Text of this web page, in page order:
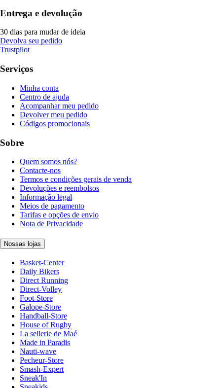
Entrega e devolução
30 dias para mudar de ideia
Devolva seu pedido
Trustpilot
Serviços
Minha conta
Centro de ajuda
Acompanhar meu pedido
Devolver meu pedido
Códigos promocionais
Sobre
Quem somos nós?
Contacte-nos
Termos e condições gerais de venda
Devoluções e reembolsos
Informação legal
Meios de pagamento
Tarifas e opções de envio
Nota de Privacidade
Nossas lojas
Basket-Center
Daily Bikers
Direct Running
Direct-Volley
Foot-Store
Galope-Store
Handball-Store
House of Rugby
La sellerie de Maé
Made in Paradis
Nauti-wave
Pecheur-Store
Smash-Expert
Sneak'In